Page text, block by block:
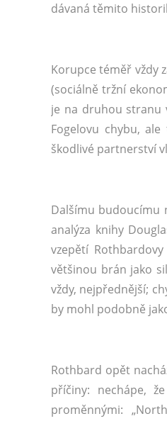
dávaná těmito
Korupce téměř vždy
(sociálně tržní
je na druhou stranu
Fogelovu chybu,
škodlivé partnerství
Dalšímu budoucímu
analýza knihy
vzepětí
většinou brán jako
vždy, nejpřednější;
by mohl podobně
Rothbard opět
příčiny: nechápe,
proměnnými: